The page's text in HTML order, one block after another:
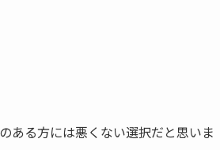
ある方には悪くない選択だと思いま